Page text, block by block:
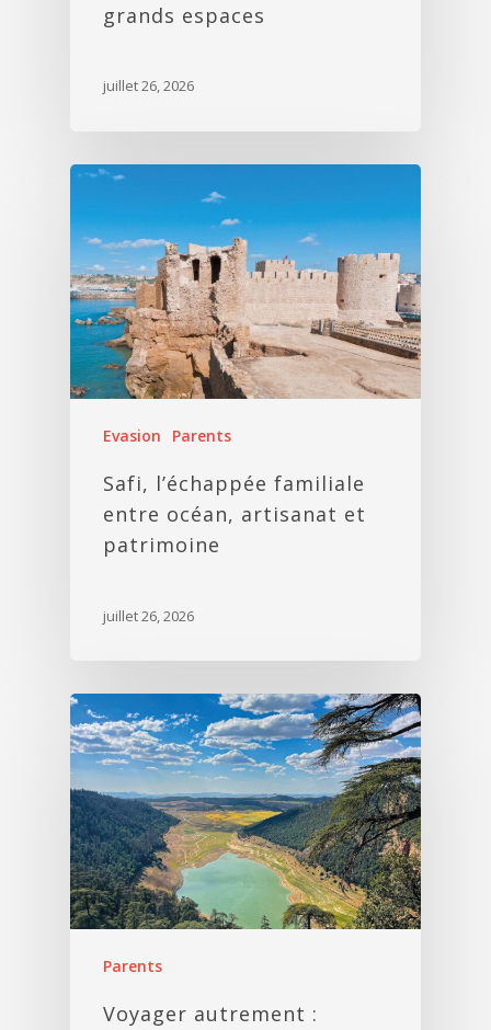
grands espaces
juillet 26, 2026
Evasion Parents
Safi, l’échappée familiale
entre océan, artisanat et
patrimoine
juillet 26, 2026
Parents
Voyager autrement :